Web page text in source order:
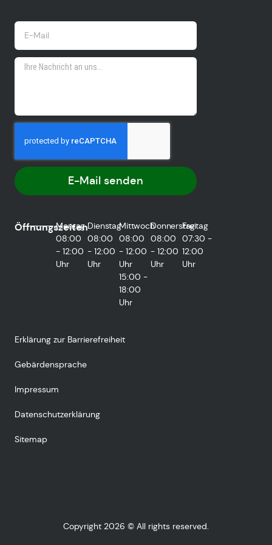
E-Mail senden
Öffnungszeiten
Montag
08:00
- 12:00
Uhr
Dienstag
08:00
- 12:00
Uhr
Mittwoch
08:00
- 12:00
Uhr
15:00 -
18:00
Uhr
Donnerstag
08:00
- 12:00
Uhr
Freitag
07:30 -
12:00
Uhr
Erklärung zur Barrierefreiheit
Gebärdensprache
Impressum
Datenschutzerklärung
Sitemap
Copyright 2026 © All rights reserved.